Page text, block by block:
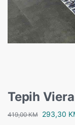
Tepih
419,00KM 293,30